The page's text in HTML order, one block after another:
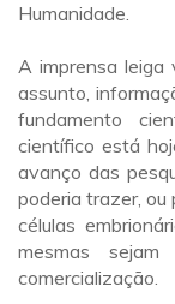
Humanidade.
A imprensa leiga
assunto,
fundamento
científico está
avanço das
poderia trazer, ou
células
mesmas
comercialização.